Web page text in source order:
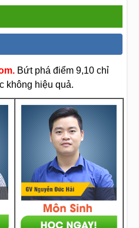
Bứt phá điểm 9,10 chỉ
không hiệu quả.